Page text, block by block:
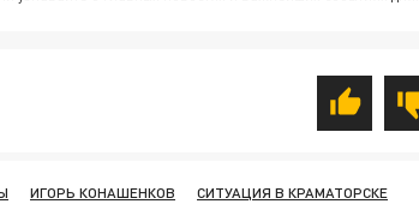
ИГОРЬ КОНАШЕНКОВ СИТУАЦИЯ В КРАМАТОРСКЕ